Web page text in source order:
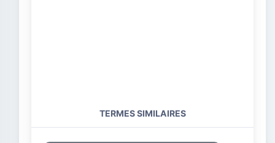
TERMES SIMILAIRES